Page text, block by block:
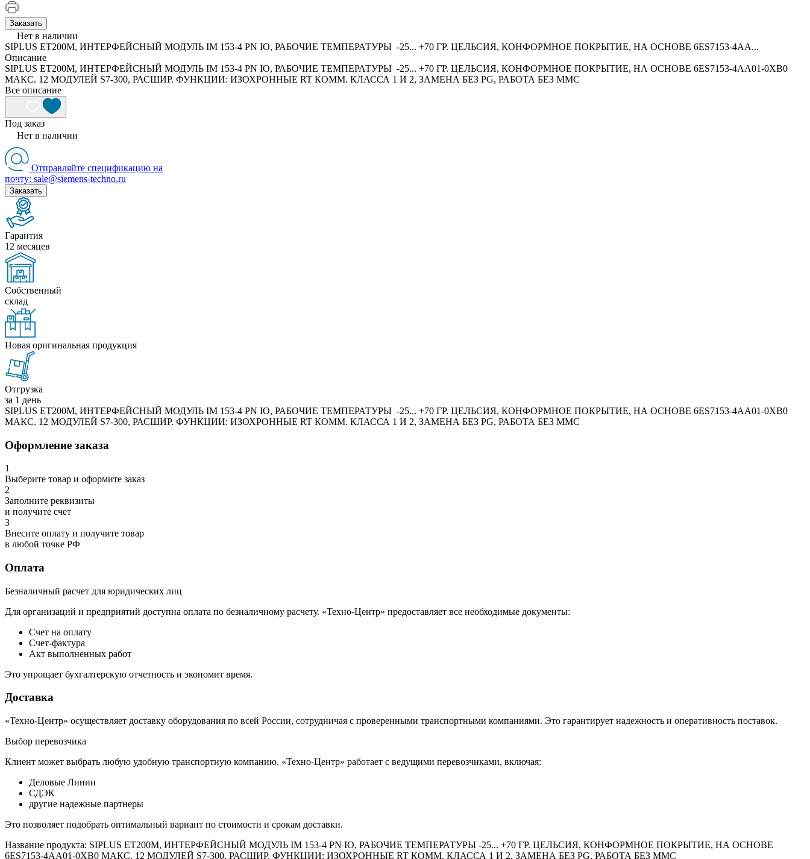
Заказать
Нет в наличии
SIPLUS ET200M, ИНТЕРФЕЙСНЫЙ МОДУЛЬ IM 153-4 PN IO, РАБОЧИЕ ТЕМПЕРАТУРЫ -25... +70 ГР. ЦЕЛЬСИЯ, КОНФОРМНОЕ ПОКРЫТИЕ, НА ОСНОВЕ 6ES7153-4AA...
Описание
SIPLUS ET200M, ИНТЕРФЕЙСНЫЙ МОДУЛЬ IM 153-4 PN IO, РАБОЧИЕ ТЕМПЕРАТУРЫ -25... +70 ГР. ЦЕЛЬСИЯ, КОНФОРМНОЕ ПОКРЫТИЕ, НА ОСНОВЕ 6ES7153-4AA01-0XB0
МАКС. 12 МОДУЛЕЙ S7-300, РАСШИР. ФУНКЦИИ: ИЗОХРОННЫЕ RT КОММ. КЛАССА 1 И 2, ЗАМЕНА БЕЗ PG, РАБОТА БЕЗ MMC
Все описание
Под заказ
Нет в наличии
Отправляйте спецификацию на
почту: sale@siemens-techno.ru
Заказать
Гарантия
12 месяцев
Собственный
склад
Новая оригинальная продукция
Отгрузка
за 1 день
SIPLUS ET200M, ИНТЕРФЕЙСНЫЙ МОДУЛЬ IM 153-4 PN IO, РАБОЧИЕ ТЕМПЕРАТУРЫ -25... +70 ГР. ЦЕЛЬСИЯ, КОНФОРМНОЕ ПОКРЫТИЕ, НА ОСНОВЕ 6ES7153-4AA01-0XB0
МАКС. 12 МОДУЛЕЙ S7-300, РАСШИР. ФУНКЦИИ: ИЗОХРОННЫЕ RT КОММ. КЛАССА 1 И 2, ЗАМЕНА БЕЗ PG, РАБОТА БЕЗ MMC
Оформление заказа
1
Выберите товар и оформите заказ
2
Заполните реквизиты
и получите счет
3
Внесите оплату и получите товар
в любой точке РФ
Оплата
Безналичный расчет для юридических лиц
Для организаций и предприятий доступна оплата по безналичному расчету. «Техно-Центр» предоставляет все необходимые документы:
Счет на оплату
Счет-фактура
Акт выполненных работ
Это упрощает бухгалтерскую отчетность и экономит время.
Доставка
«Техно-Центр» осуществляет доставку оборудования по всей России, сотрудничая с проверенными транспортными компаниями. Это гарантирует надежность и оперативность поставок.
Выбор перевозчика
Клиент может выбрать любую удобную транспортную компанию. «Техно-Центр» работает с ведущими перевозчиками, включая:
Деловые Линии
СДЭК
другие надежные партнеры
Это позволяет подобрать оптимальный вариант по стоимости и срокам доставки.
Название продукта: SIPLUS ET200M, ИНТЕРФЕЙСНЫЙ МОДУЛЬ IM 153-4 PN IO, РАБОЧИЕ ТЕМПЕРАТУРЫ -25... +70 ГР. ЦЕЛЬСИЯ, КОНФОРМНОЕ ПОКРЫТИЕ, НА ОСНОВЕ
6ES7153-4AA01-0XB0 МАКС. 12 МОДУЛЕЙ S7-300, РАСШИР. ФУНКЦИИ: ИЗОХРОННЫЕ RT КОММ. КЛАССА 1 И 2, ЗАМЕНА БЕЗ PG, РАБОТА БЕЗ MMC